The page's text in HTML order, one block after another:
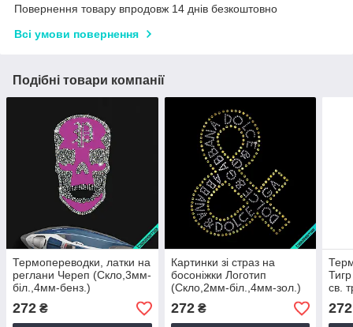
Повернення товару впродовж 14 днів безкоштовно
Всі умови повернення
Подібні товари компанії
Термопереводки, латки на
реглани Череп (Скло,3мм-
біл.,4мм-бенз.)
272 ₴
Картинки зі страз на
босоніжки Логотип
(Скло,2мм-біл.,4мм-зол.)
272₴
св.
272